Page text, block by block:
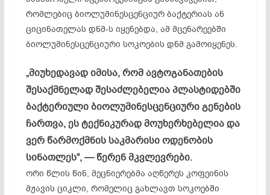
რომლებიც ბიოლუმინესცენციურ ბაქტერიას ან
ციცინათელას დნმ-ს იყენებდა, ამ მცენარეებში
ბიოლუმინესცენციური სოკოების დნმ გამოიყენეს.
„მიუხედავად იმისა, რომ ავტოგანათების
შესაქმნელად შესაძლებელია პლასტიდებში
ბაქტერიული ბიოლუმინესცენციური გენების
ჩართვა, ეს ტექნიკურად მოუხერხებელია და
ვერ წარმოქმნის საკმარისი ოდენობის
სინათლეს“, — წერენ მკვლევრები.
ორი წლის წინ, მეცნიერებმა აღწერეს კოფეინის
მჟავის ციკლი, რომელიც გახლავთ სოკოებში